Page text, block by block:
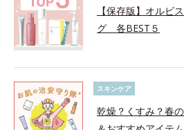
【保存版】オルビ
グ 各BEST５
スキンケア
乾燥？くすみ？春